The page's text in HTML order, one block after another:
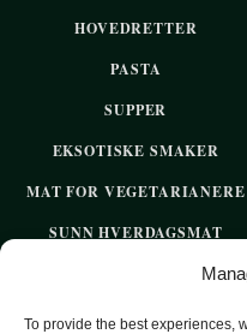
To provide the best experiences,
HOVEDRETTER
PASTA
SUPPER
EKSOTISKE SMAKER
MAT FOR VEGETARIANERE
SUNN HVERDAGSMAT
SØTT UTEN SUKKER